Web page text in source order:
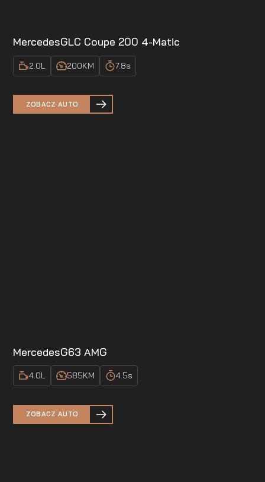
MercedesGLC Coupe 200 4-Matic
2.0L 200KM 7.8s
ZOBACZ AUTO
MercedesG63 AMG
4.0L 585KM 4.5s
ZOBACZ AUTO